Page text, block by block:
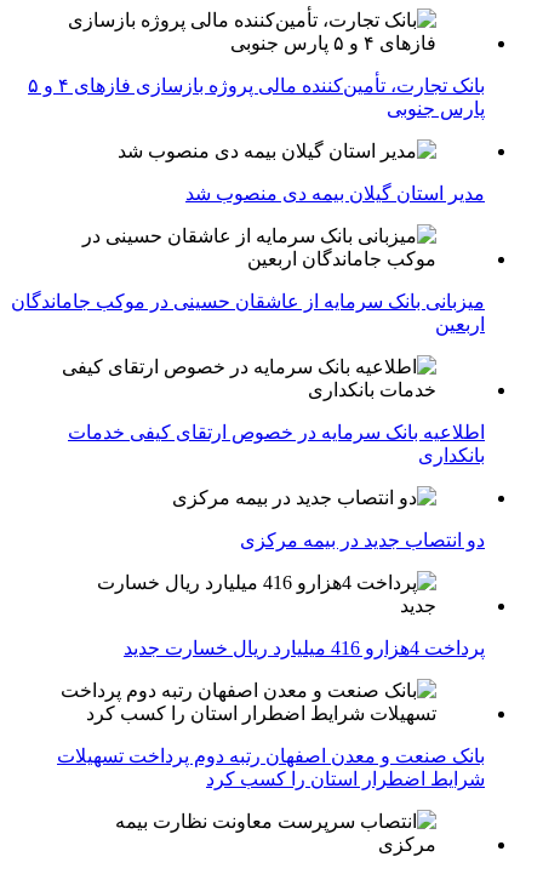
بانک تجارت، تأمین‌کننده مالی پروژه بازسازی فازهای ۴ و ۵
پارس جنوبی
مدیر استان گیلان بیمه دی منصوب شد
میزبانی بانک سرمایه از عاشقان حسینی در موکب جاماندگان
اربعین
اطلاعیه بانک سرمایه در خصوص ارتقای کیفی خدمات
بانکداری
دو انتصاب جدید در بیمه مركزی
پرداخت 4هزارو 416 میلیارد ریال خسارت جدید
بانک صنعت و معدن اصفهان رتبه دوم پرداخت تسهیلات
شرایط اضطرار استان را کسب کرد